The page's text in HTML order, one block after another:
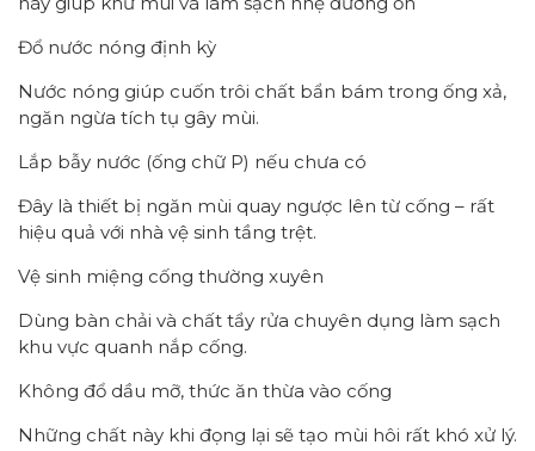
Đổ nước nóng định kỳ
Nước nóng giúp cuốn trôi chất bẩn bám trong ống xả,
ngăn ngừa tích tụ gây mùi.
Lắp bẫy nước (ống chữ P) nếu chưa có
Đây là thiết bị ngăn mùi quay ngược lên từ cống – rất
hiệu quả với nhà vệ sinh tầng trệt.
Vệ sinh miệng cống thường xuyên
Dùng bàn chải và chất tẩy rửa chuyên dụng làm sạch
khu vực quanh nắp cống.
Không đổ dầu mỡ, thức ăn thừa vào cống
Những chất này khi đọng lại sẽ tạo mùi hôi rất khó xử lý.